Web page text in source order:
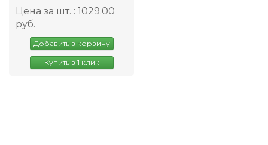
Цена за шт. : 1029.00
руб.
Добавить в корзину
Купить в 1 клик